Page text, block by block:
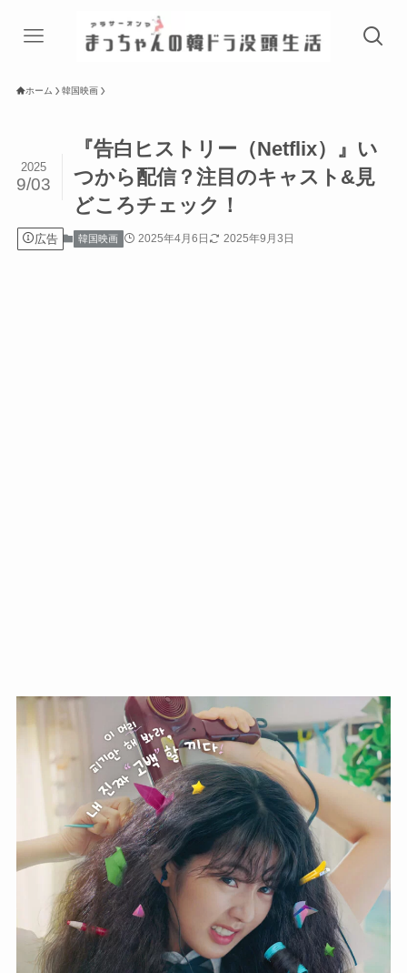
ホーム 韓国映画
『告白ヒストリー（Netflix）』い
つから配信？注目のキャスト&見
どころチェック！
2025
9/03
広告 韓国映画 2025年4月6日 2025年9月3日